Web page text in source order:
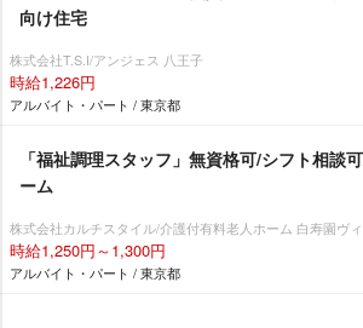
向け住宅
株式会社T.S.I/アンジェス 八王子
時給1,226円
アルバイト・パート / 東京都
「福祉調理スタッフ」無資格可/シフト相談
ーム
株式会社カルチスタイル/介護付有料老人ホーム 白寿園ヴ
時給1,250円～1,300円
アルバイト・パート / 東京都